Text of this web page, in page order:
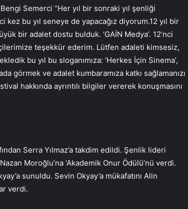
Semerci “Her yıl bir sonraki yıl şenliği
bu yıl seneye de yapacağız diyorum.12 yıl bir
bir adalet dostu bulduk. ‘GAİN Medya’. 12’nci
teşekkür ederim. Lütfen adaleti kimsesiz,
bu yıl bu sloganımıza: ‘Herkes İçin Sinema’,
ve adalet kumbaramıza katkı sağlamanızı
hakkında ayrıntılı bilgiler vererek konuşmasını
Serra Yılmaz’a takdim edildi. Şenlik lideri
Moroğlu’na ‘Akademik Onur Ödülü’nü verdi.
sunuldu. Sevin Okyay’a mükafatını Alin
verdi.